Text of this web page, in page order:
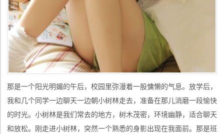
那是一个阳光明媚的午后，校园里弥漫着一股慵懒的气息。放学后，
我和几个同学一边聊天一边朝小树林走去，准备在那儿消磨一段愉快
的时光。小树林是我们常去的地方，树木茂密，环境幽静，适合聊天
和放松。刚走进小树林，突然一个熟悉的身影出现在我面前。那是班